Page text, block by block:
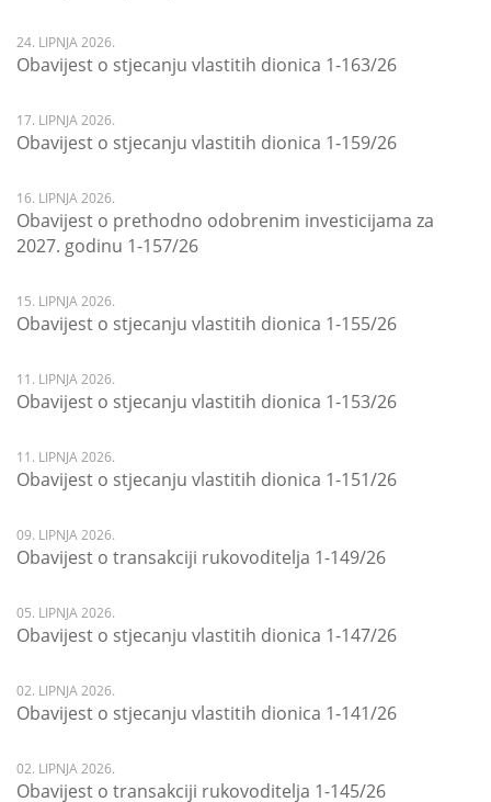
24. LIPNJA 2026.
Obavijest o stjecanju vlastitih dionica 1-163/26
17. LIPNJA 2026.
Obavijest o stjecanju vlastitih dionica 1-159/26
16. LIPNJA 2026.
Obavijest o prethodno odobrenim investicijama za
2027. godinu 1-157/26
15. LIPNJA 2026.
Obavijest o stjecanju vlastitih dionica 1-155/26
11. LIPNJA 2026.
Obavijest o stjecanju vlastitih dionica 1-153/26
11. LIPNJA 2026.
Obavijest o stjecanju vlastitih dionica 1-151/26
09. LIPNJA 2026.
Obavijest o transakciji rukovoditelja 1-149/26
05. LIPNJA 2026.
Obavijest o stjecanju vlastitih dionica 1-147/26
02. LIPNJA 2026.
Obavijest o stjecanju vlastitih dionica 1-141/26
02. LIPNJA 2026.
Obavijest o transakciji rukovoditelja 1-145/26